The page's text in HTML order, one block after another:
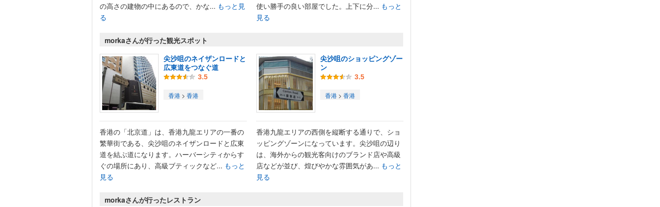
の高さの建物の中にあるので、かな... もっと見
る
使い勝手の良い部屋でした。上下に分... もっと
見る
morkaさんが行った観光スポット
尖沙咀のネイザンロードと
広東道をつなぐ道
3.5
香港 > 香港
香港の「北京道」は、香港九龍エリアの一番の
繁華街である、尖沙咀のネイザンロードと広東
道を結ぶ道になります。ハーバーシティからす
ぐの場所にあり、高級ブティックなど... もっと
見る
尖沙咀のショッピングゾー
ン
3.5
香港 > 香港
香港九龍エリアの西側を縦断する通りで、ショ
ッピングゾーンになっています。尖沙咀の辺り
は、海外からの観光客向けのブランド店や高級
店などが並び、煌びやかな雰囲気があ... もっと
見る
morkaさんが行ったレストラン